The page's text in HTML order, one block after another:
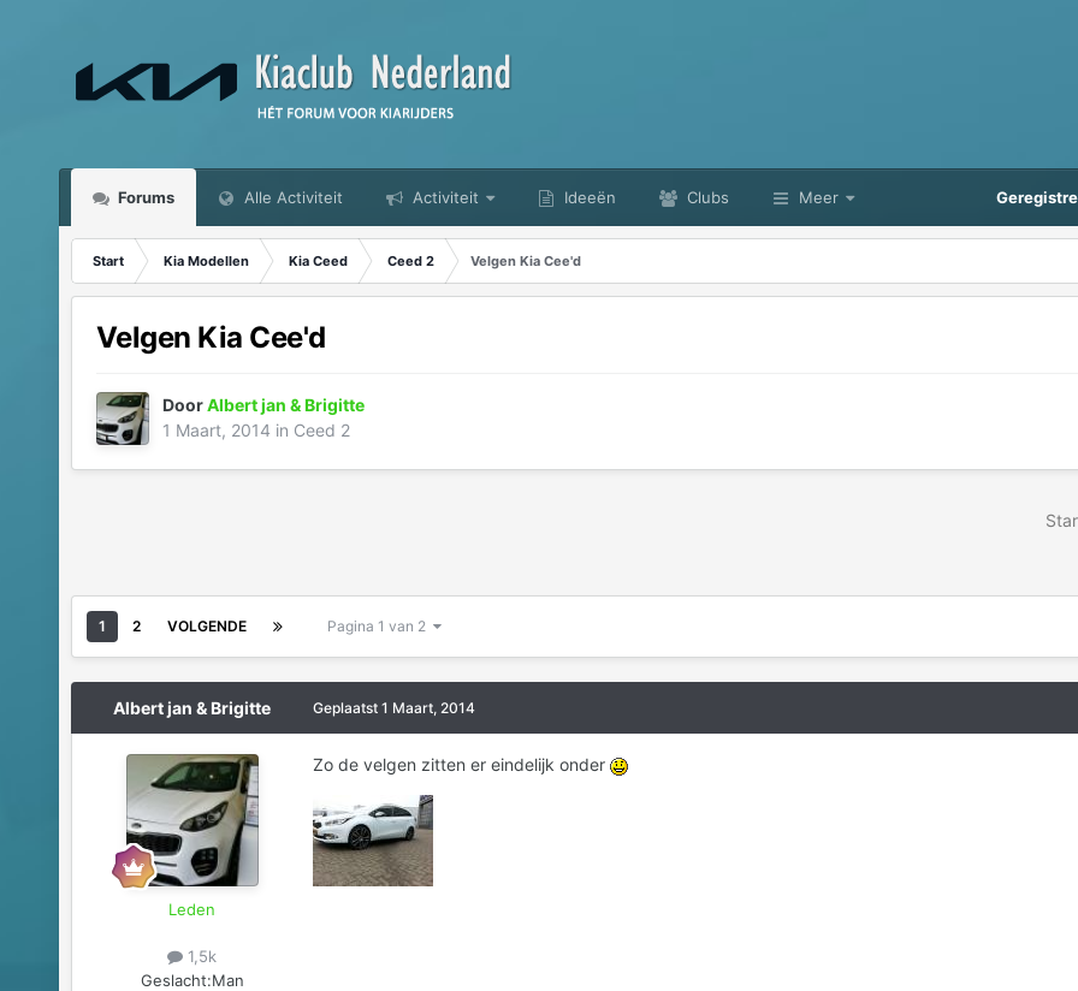
Forums Alle Activiteit Activiteit Ideeën Clubs Meer
Start Kia Modellen Kia Ceed Ceed 2 Velgen Kia Cee'd
Velgen Kia Cee'd
DoorAlbert jan & Brigitte
1 Maart, 2014 in Ceed 2
1 2 VOLGENDE Pagina 1 van 2
Albert jan & Brigitte
Leden
1,5k
Geslacht:Man
Geplaatst 1 Maart, 2014
Zo de velgen zitten er eindelijk onder